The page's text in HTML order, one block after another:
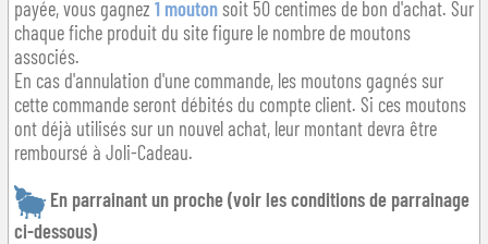
payée, vous gagnez 1 moutonsoit 50 centimes de bon d'achat. Sur
chaque fiche produit du site figure le nombre de moutons
associés.
En cas d'annulation d'une commande, les moutons gagnés sur
cette commande seront débités du compte client. Si ces moutons
ont déjà utilisés sur un nouvel achat, leur montant devra être
remboursé à Joli-Cadeau.
En parrainant un proche (voir les conditions de parrainage
ci-dessous)